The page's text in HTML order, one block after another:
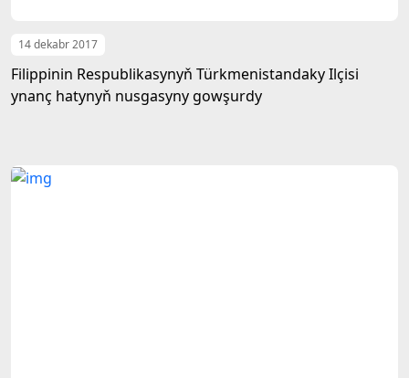
14 dekabr 2017
Filippinin Respublikasynyň Türkmenistandaky Ilçisi
ynanç hatynyň nusgasyny gowşurdy